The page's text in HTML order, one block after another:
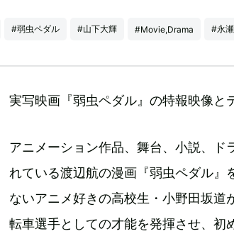
#弱虫ペダル #山下大輝 #Movie,Drama #永
実写映画『弱虫ペダル』の特報映像と
アニメーション作品、舞台、小説、
れている渡辺航の漫画『弱虫ペダル』
ないアニメ好きの高校生・小野田坂
転車選手としての才能を発揮させ、初